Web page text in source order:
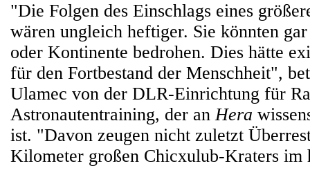
"Die Folgen des Einschlags eines
wären ungleich heftiger. Sie könnten
oder Kontinente bedrohen. Dies hätte
für den Fortbestand der Menschheit",
Ulamec von der DLR-Einrichtung für
Astronautentraining, der anHera
ist. "Davon zeugen nicht zuletzt
Kilometer großen Chicxulub-Kraters im